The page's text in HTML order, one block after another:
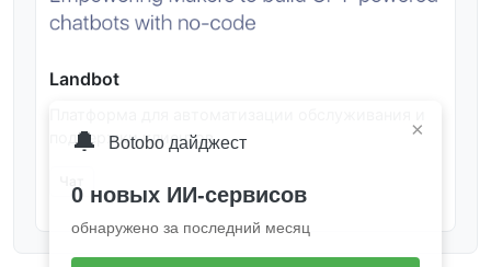
Landbot
поддержки клиентов.
×
🔔 Botobo дайджест
0 новых ИИ-сервисов
обнаружено за последний месяц